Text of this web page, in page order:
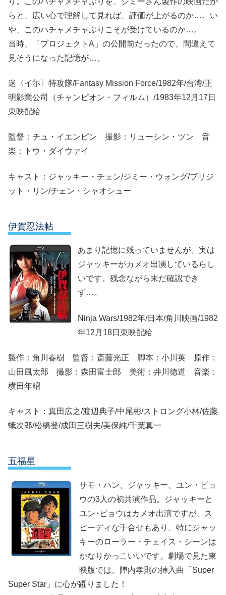
らと、広い心で理解して見れば、評価が上がるのか…。い
や、このハチャメチャぶりこそが受けているのか…。
当時、「プロジェクトA」の公開前だったので、間違えて
見そうになった記憶が…。
迷〈イ尓〉特攻隊/Fantasy Mission Force/1982年/台湾/正
明影業公司（チャンピオン・フィルム）/1983年12月17日
東映配給
監督：チュ・イエンピン 撮影：リューシン・ツン 音
楽：トウ・ダイウァイ
キャスト：ジャッキー・チェン/ジミー・ウォング/ブリジ
ット・リン/チェン・シャオシュー
伊賀忍法帖
あまり記憶に残っていませんが、実は
ジャッキーがカメオ出演しているらし
いです。残念ながら未だ確認でき
ず…。
Ninja Wars/1982年/日本/角川映画/1982
年12月18日東映配給
製作：角川春樹 監督：斎藤光正 脚本：小川英 原作：
山田風太郎 撮影：森田富士郎 美術：井川徳道 音楽：
横田年昭
キャスト：真田広之/渡辺典子/中尾彬/ストロング小林/佐藤
蛾次郎/松橋登/成田三樹夫/美保純/千葉真一
五福星
サモ・ハン、ジャッキー、ユン・ピョ
ウの3人の初共演作品。ジャッキーと
ユン･ピョウはカメオ出演ですが、ス
ピーディな手合せもあり、特にジャッ
キーのローラー・チェイス・シーンは
かなりかっこいいです。劇場で見た東
映版では、陣内孝則の挿入曲「Super
Super Star」に心が躍りました！